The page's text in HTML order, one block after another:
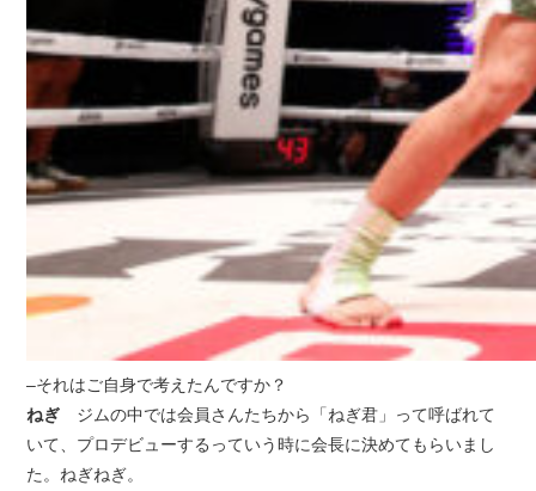
–それはご自身で考えたんですか？
ねぎ ジムの中では会員さんたちから「ねぎ君」って呼ばれて
いて、プロデビューするっていう時に会長に決めてもらいまし
た。ねぎねぎ。